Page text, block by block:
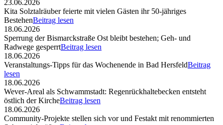
23.06.2026
Kita Solztalräuber feierte mit vielen Gästen ihr 50-jähriges
BestehenBeitrag lesen
18.06.2026
Sperrung der Bismarckstraße Ost bleibt bestehen; Geh- und
Radwege gesperrtBeitrag lesen
18.06.2026
Veranstaltungs-Tipps für das Wochenende in Bad HersfeldBeitrag
lesen
18.06.2026
Wever-Areal als Schwammstadt: Regenrückhaltebecken entsteht
östlich der KircheBeitrag lesen
18.06.2026
Community-Projekte stellen sich vor und Festakt mit renommierten